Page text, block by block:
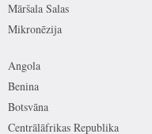
Māršala Salas
Mikronēzija
Angola
Benina
Botsvāna
Centrālāfrikas Republika